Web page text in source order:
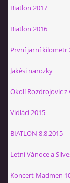
Biatlon 2017
Biatlon 2016
První jarní kilometr
Jakési narozky
Okolí Rozdrojovic
Vidláci 2015
BIATLON 8.8.2015
Letní Vánoce a
Koncert Madmen